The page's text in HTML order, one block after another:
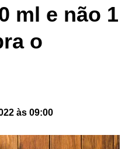
ml e não 1
o
às 09:00